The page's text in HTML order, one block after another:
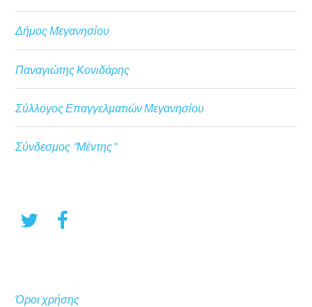
Δήμος Μεγανησίου
Παναγιώτης Κονιδάρης
Σύλλογος Επαγγελματιών Μεγανησίου
Σύνδεσμος "Μέντης"
Όροι χρήσης